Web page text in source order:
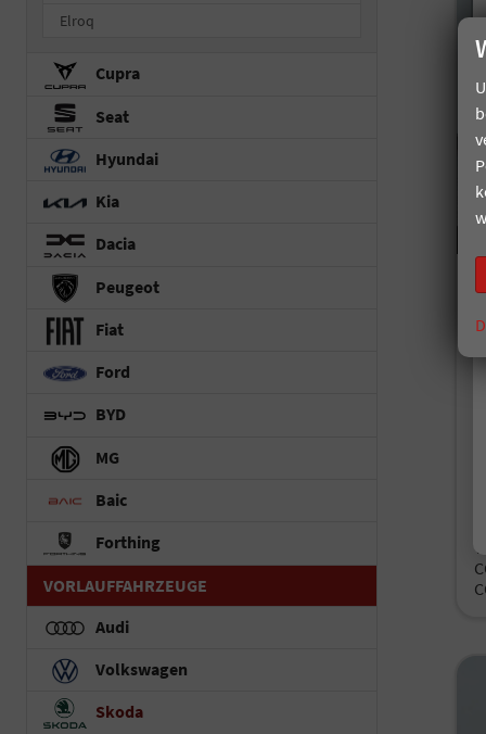
Elroq
Cupra
Seat
Hyundai
Kia
Dacia
Peugeot
Fiat
Ford
BYD
MG
Baic
Forthing
VORLAUFFAHRZEUGE
Audi
Volkswagen
Skoda